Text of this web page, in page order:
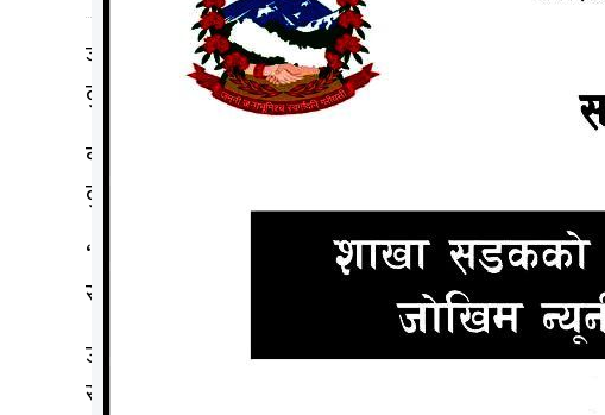
जनकवुरधाम । मुख्य न्यायधिवक्ता ठाकुरले मधेस आन्दोलनका
दुर्व्यवहार गरेको आरोप लागेको हो ।
कार्यालय स्थापनाकालदेखि नै मुख्य न्याधिवक्ता
दुर्व्यवहार गर्दै मानसिक यातना दिएको बताएकी छिन् ।
‘मधेस प्रदेश सरकारको कानुनी सल्लाहकार मुख्य
सरले मलाई जहिल्यै गलत नजरले हेर्नुहुन्छ ।’
उनीले अगाडि भनिन्, ‘मलाई मुख्य न्याधिवक्ता सरले फेस
स्माईल ल्याएनौ भने काम गर्न नआउनु भनेर भन्नुहुन्छ ।’